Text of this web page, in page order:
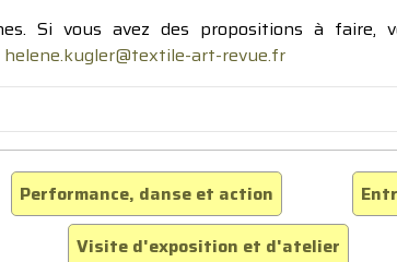
Si vous avez des propositions à faire,
helene.kugler@textile-art-revue.fr
Performance, danse et action
Visite d'exposition et d'atelier